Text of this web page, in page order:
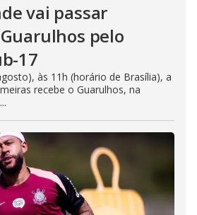
vai passar
pelo
17
às 11h (horário de Brasília), a
recebe o Guarulhos, na